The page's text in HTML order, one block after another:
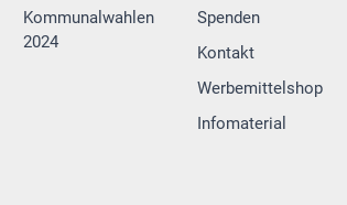
Kommunalwahlen
2024
Spenden
Kontakt
Werbemittelshop
Infomaterial